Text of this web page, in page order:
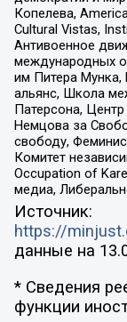
Копелева,
Cultural Vistas,
Антивоенное
международных
им Питера Мунка,
альянс, Школа
Патерсона,
Немцова за
свободу,
Комитет
Occupation of
медиа,
Источник:
https://
данные на
* Сведения
функции